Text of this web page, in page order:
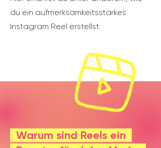
du ein aufmerksamkeitsstarkes
Instagram Reel erstellst.
Warum sind Reels ein